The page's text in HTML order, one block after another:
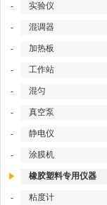
- 实验仪
- 混调器
- 加热板
- 工作站
- 混匀
- 真空泵
- 静电仪
- 涂膜机
橡胶塑料专用仪器
- 粘度计